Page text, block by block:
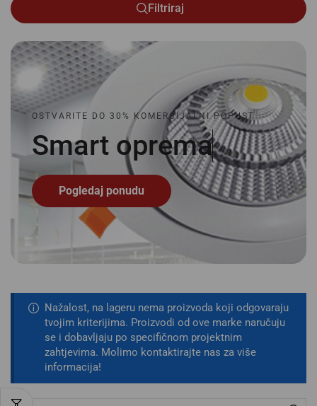
Filtriraj
OSTVARITE DO 30% KOMERCIJALNI POPUST
Smart oprema
Pogledaj ponudu
Nažalost, na lageru nema proizvoda koji odgovaraju
tvojim kriterijima. Proizvodi od ove marke naručuju
se i dobavljaju po specifičnom projektnim
zahtjevima. Molimo kontaktirajte nas za više
informacija!